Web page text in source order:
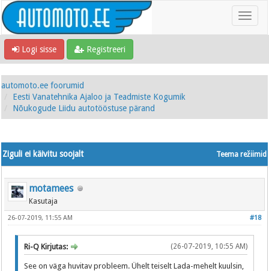
Logi sisse Registreeri
automoto.ee foorumid
Eesti Vanatehnika Ajaloo ja Teadmiste Kogumik
Nõukogude Liidu autotööstuse pärand
Teema režiimid
Ziguli ei käivitu soojalt
motamees
Kasutaja
#18
26-07-2019, 11:55 AM
(26-07-2019, 10:55 AM)
Ri-Q Kirjutas:
See on väga huvitav probleem. Ühelt teiselt Lada-mehelt kuulsin,